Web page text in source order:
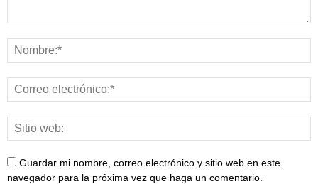
Guardar mi nombre, correo electrónico y sitio web en este
navegador para la próxima vez que haga un comentario.